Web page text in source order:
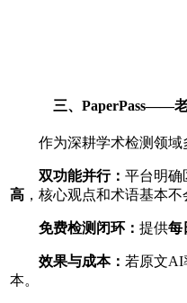
三、PaperPass——
作为深耕学术检测领域
双功能并行： 平台明确
高 ，核心观点和术语基本不
免费检测闭环： 提供每
效果与成本： 若原文AI
本。